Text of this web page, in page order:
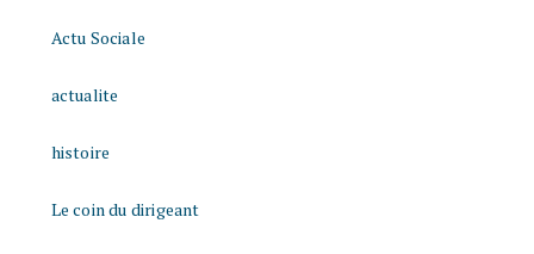
Actu Sociale
actualite
histoire
Le coin du dirigeant